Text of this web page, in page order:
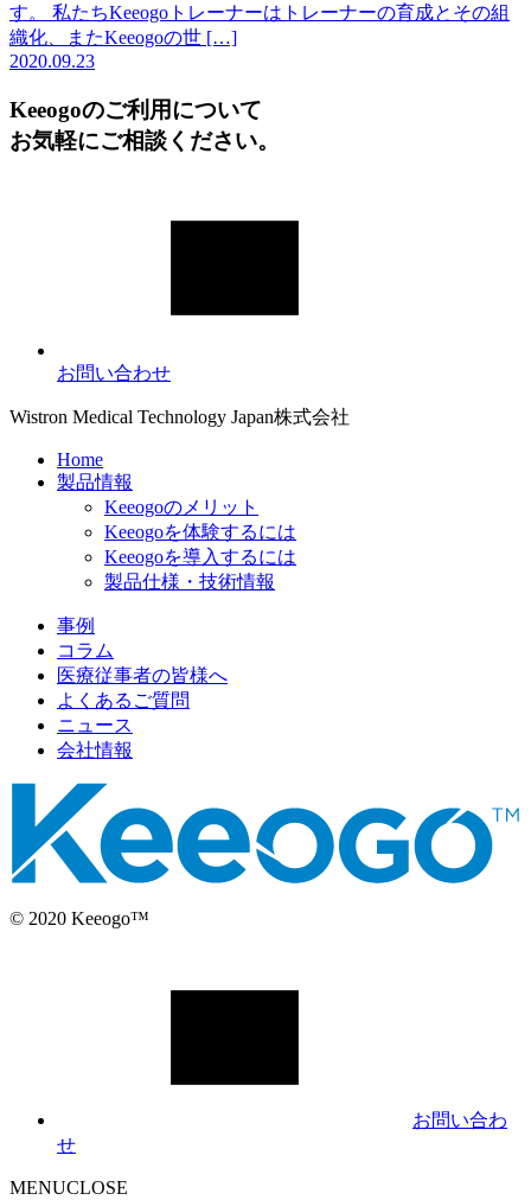
す。 私たちKeeogoトレーナーはトレーナーの育成とその組
織化、またKeeogoの世 […]
2020.09.23
Keeogoのご利用について
お気軽にご相談ください。
お問い合わせ
Wistron Medical Technology Japan株式会社
Home
製品情報
Keeogoのメリット
Keeogoを体験するには
Keeogoを導入するには
製品仕様・技術情報
事例
コラム
医療従事者の皆様へ
よくあるご質問
ニュース
会社情報
© 2020 Keeogo™
お問い合わ
せ
MENUCLOSE